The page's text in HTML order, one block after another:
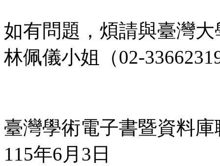
如有問題，煩請與臺灣
林佩儀小姐（02-
臺灣學術電子書暨資料
115年6月3日